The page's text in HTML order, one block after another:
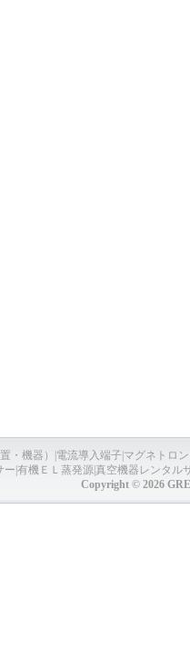
・機器） 電流導入端子 マグネトロ
ー 有機ＥＬ蒸発源真空機器レンタル
Copyright © 2026